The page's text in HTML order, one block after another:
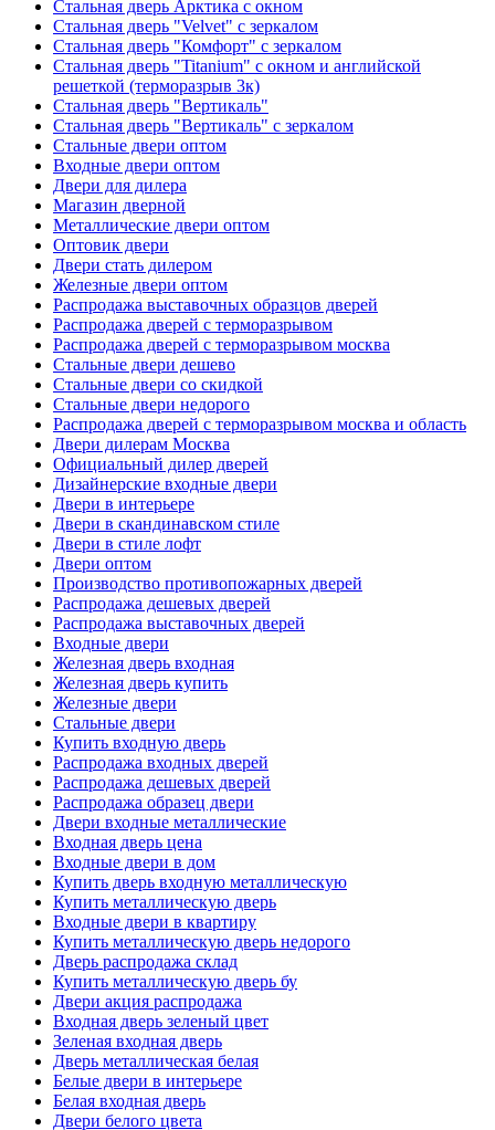
Стальная дверь Арктика с окном
Стальная дверь "Velvet" с зеркалом
Стальная дверь "Комфорт" с зеркалом
Стальная дверь "Titanium" с окном и английской
решеткой (терморазрыв 3к)
Стальная дверь "Вертикаль"
Стальная дверь "Вертикаль" с зеркалом
Стальные двери оптом
Входные двери оптом
Двери для дилера
Магазин дверной
Металлические двери оптом
Оптовик двери
Двери стать дилером
Железные двери оптом
Распродажа выставочных образцов дверей
Распродажа дверей с терморазрывом
Распродажа дверей с терморазрывом москва
Стальные двери дешево
Стальные двери со скидкой
Стальные двери недорого
Распродажа дверей с терморазрывом москва и область
Двери дилерам Москва
Официальный дилер дверей
Дизайнерские входные двери
Двери в интерьере
Двери в скандинавском стиле
Двери в стиле лофт
Двери оптом
Производство противопожарных дверей
Распродажа дешевых дверей
Распродажа выставочных дверей
Входные двери
Железная дверь входная
Железная дверь купить
Железные двери
Стальные двери
Купить входную дверь
Распродажа входных дверей
Распродажа дешевых дверей
Распродажа образец двери
Двери входные металлические
Входная дверь цена
Входные двери в дом
Купить дверь входную металлическую
Купить металлическую дверь
Входные двери в квартиру
Купить металлическую дверь недорого
Дверь распродажа склад
Купить металлическую дверь бу
Двери акция распродажа
Входная дверь зеленый цвет
Зеленая входная дверь
Дверь металлическая белая
Белые двери в интерьере
Белая входная дверь
Двери белого цвета